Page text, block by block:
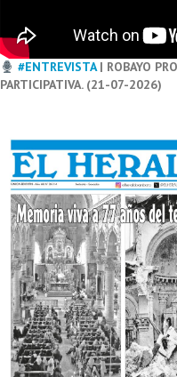
#ENTREVISTA| ROBAYO
PARTICIPATIVA. (21-07-2026)